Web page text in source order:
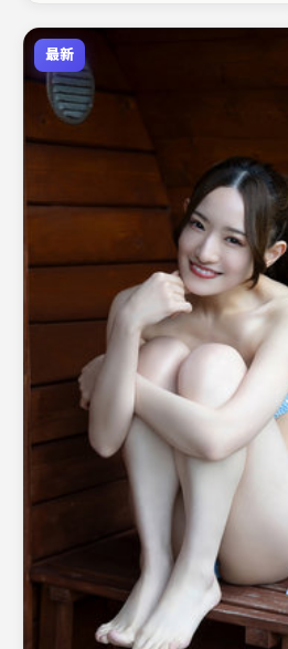
最新